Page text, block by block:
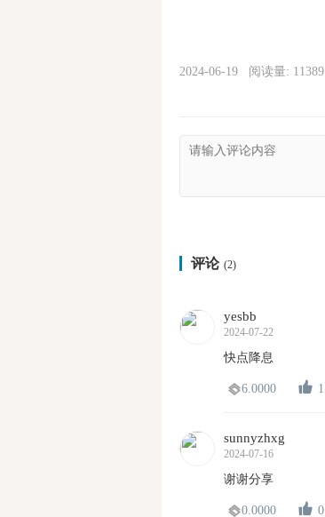
2024-06-19 阅读量: 11389
评论 (2)
yesbb
2024-07-22
快点降息
6.0000 1
sunnyzhxg
2024-07-16
谢谢分享
0.0000 0